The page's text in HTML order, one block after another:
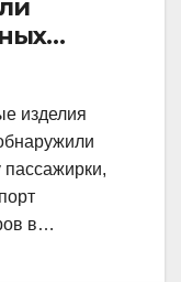
изделия
в…